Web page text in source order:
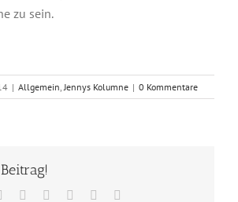
zu sein.
| Allgemein,Jennys Kolumne | 0 Kommentare
LinkedInWhatsApp
TumblrPinterest